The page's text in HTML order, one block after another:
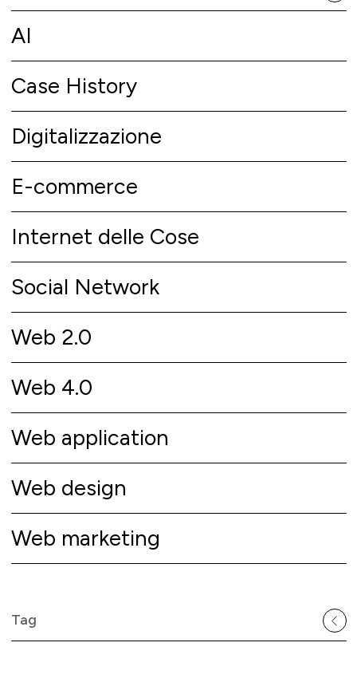
AI
Case History
Digitalizzazione
E-commerce
Internet delle Cose
Social Network
Web 2.0
Web 4.0
Web application
Web design
Web marketing
Tag